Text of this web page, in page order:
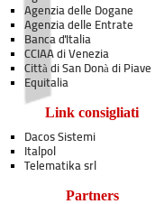
Agenzia delle Dogane
Agenzia delle Entrate
Banca d'Italia
CCIAA di Venezia
Città di San Donà di Piave
Equitalia
Link consigliati
Dacos Sistemi
Italpol
Telematika srl
Partners